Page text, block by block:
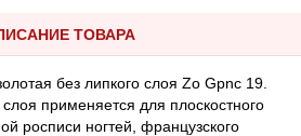
ТОВАРА
без липкого слоя Zo Gpnc 19.
слоя применяется для плоскостного
росписи ногтей, французского